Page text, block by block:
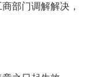
部门调解解决，